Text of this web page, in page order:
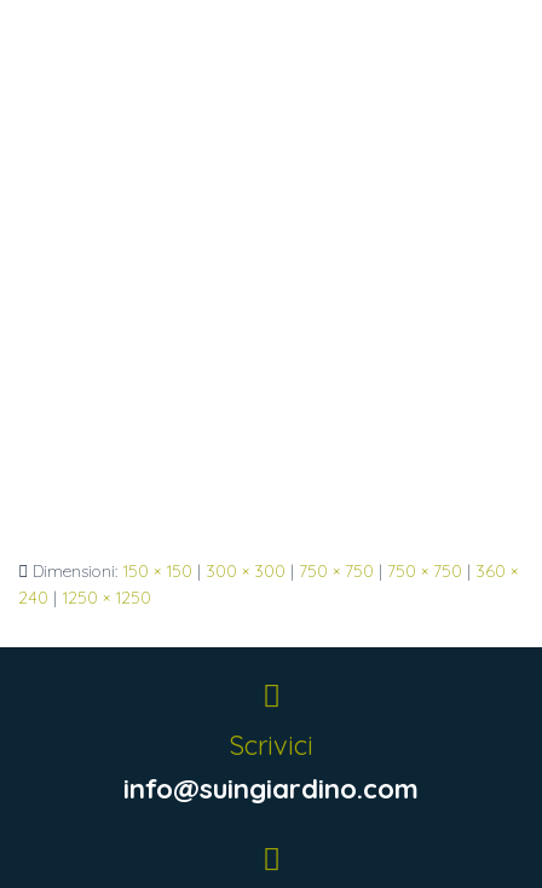
Dimensioni: 150 × 150 | 300 × 300 | 750 × 750 | 750 × 750 | 360 ×
240 | 1250 × 1250
Scrivici
info@suingiardino.com